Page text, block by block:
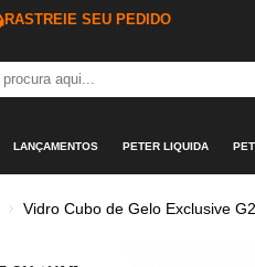
RASTREIE SEU PEDIDO
LANÇAMENTOS PETER LIQUIDA
Vidro Cubo de Gelo Exclusive